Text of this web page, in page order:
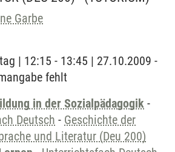
Garbe
| 12:15 - 13:45 | 27.10.2009 -
fehlt
in der Sozialpädagogik -
Deutsch - Geschichte der
und Literatur (Deu 200)